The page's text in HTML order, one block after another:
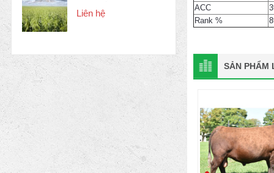
Liên hệ
ACC
Rank %
SẢN PHẨM